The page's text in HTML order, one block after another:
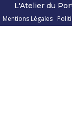
L'Atelier du
Mentions Légales